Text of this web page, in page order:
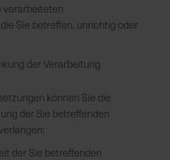
verarbeiteten
Sie betreffen, unrichtig oder
der Verarbeitung
können Sie die
der Sie betreffenden
der Sie betreffenden